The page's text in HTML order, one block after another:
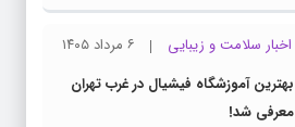
اخبار سلامت و زیبایی
۶ مرداد ۱۴۰۵
بهترین آموزشگاه فیشیال در غرب تهران
معرفی شد!